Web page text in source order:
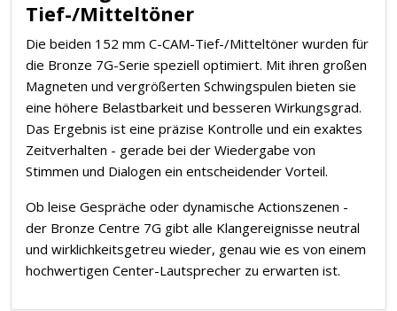
Tief-/Mitteltöner
Die beiden 152 mm C-CAM-Tief-/Mitteltöner wurden für
die Bronze 7G-Serie speziell optimiert. Mit ihren großen
Magneten und vergrößerten Schwingspulen bieten sie
eine höhere Belastbarkeit und besseren Wirkungsgrad.
Das Ergebnis ist eine präzise Kontrolle und ein exaktes
Zeitverhalten - gerade bei der Wiedergabe von
Stimmen und Dialogen ein entscheidender Vorteil.
Ob leise Gespräche oder dynamische Actionszenen -
der Bronze Centre 7G gibt alle Klangereignisse neutral
und wirklichkeitsgetreu wieder, genau wie es von einem
hochwertigen Center-Lautsprecher zu erwarten ist.